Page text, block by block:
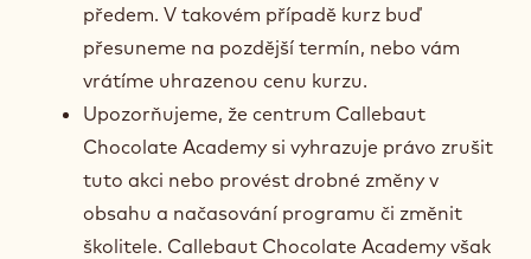
předem. V takovém případě kurz buď
přesuneme na pozdější termín, nebo vám
vrátíme uhrazenou cenu kurzu.
Upozorňujeme, že centrum Callebaut
Chocolate Academy si vyhrazuje právo zrušit
tuto akci nebo provést drobné změny v
obsahu a načasování programu či změnit
školitele. Callebaut Chocolate Academy však